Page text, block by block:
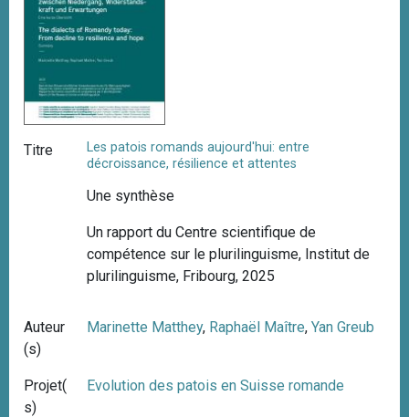
Titre
Les patois romands aujourd'hui: entre
décroissance, résilience et attentes
Une synthèse
Un rapport du Centre scientifique de
compétence sur le plurilinguisme, Institut de
plurilinguisme, Fribourg, 2025
Auteur
(s)
Marinette Matthey, Raphaël Maître,Yan Greub
Projet(
s)
Evolution des patois en Suisse romande